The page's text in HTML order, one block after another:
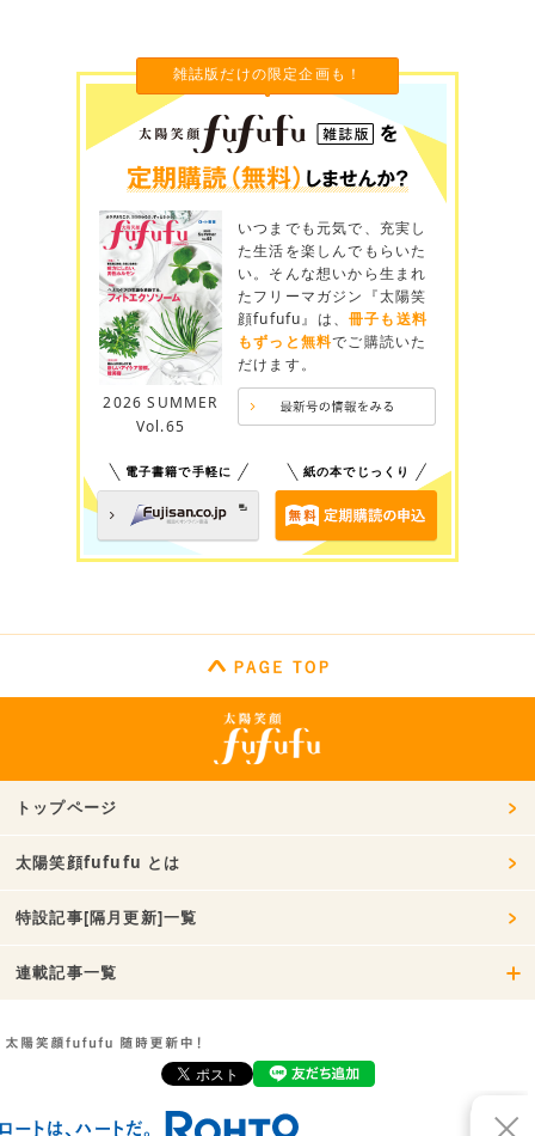
雑誌版だけの限定企画も！
2026 SUMMER
Vol.65
いつまでも元気で、充実し
た生活を楽しんでもらいた
い。そんな想いから生まれ
たフリーマガジン『太陽笑
顔fufufu』は、 冊子も送料
もずっと無料でご購読いた
だけます。
電子書籍で手軽に 紙の本でじっくり
トップページ
太陽笑顔fufufu とは
特設記事[隔月更新]一覧
連載記事一覧